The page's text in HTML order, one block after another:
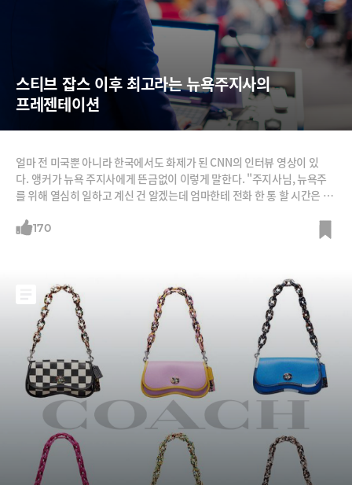
스티브 잡스 이후 최고라는 뉴욕주지사의
프레젠테이션
얼마 전 미국뿐 아니라 한국에서도 화제가 된 CNN의 인터뷰 영상이 있
다. 앵커가 뉴욕 주지사에게 뜬금없이 이렇게 말한다. "주지사님, 뉴욕주
를 위해 열심히 일하고 계신 건 알겠는데 엄마한테 전화 한 통 할 시간은 있
전화를 드렸습니다. 아 참, 엄마가 제일 좋아하는 아들이 저라고 하시더군
170